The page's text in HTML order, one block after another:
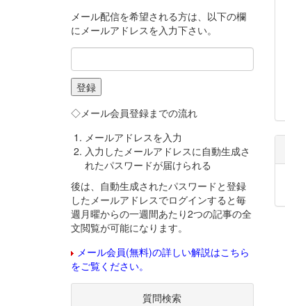
メール配信を希望される方は、以下の欄
にメールアドレスを入力下さい。
◇メール会員登録までの流れ
メールアドレスを入力
入力したメールアドレスに自動生成さ
れたパスワードが届けられる
後は、自動生成されたパスワードと登録
したメールアドレスでログインすると毎
週月曜からの一週間あたり2つの記事の全
文閲覧が可能になります。
メール会員(無料)の詳しい解説はこちら
をご覧ください。
質問検索